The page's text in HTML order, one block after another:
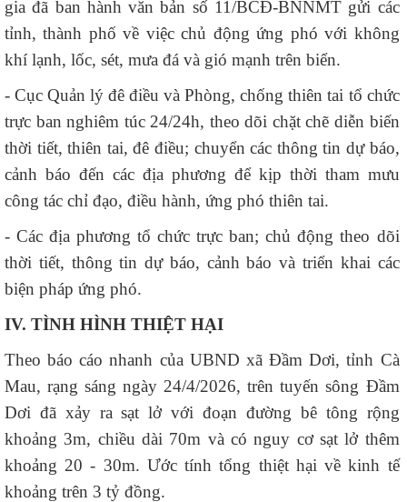
gia đã ban hành văn bản số 11/BCĐ-BNNMT gửi các
tỉnh, thành phố về việc chủ động ứng phó với không
khí lạnh, lốc, sét, mưa đá và gió mạnh trên biển.
- Cục Quản lý đê điều và Phòng, chống thiên tai tổ chức
trực ban nghiêm túc 24/24h, theo dõi chặt chẽ diễn biến
thời tiết, thiên tai, đê điều; chuyển các thông tin dự báo,
cảnh báo đến các địa phương để kịp thời tham mưu
công tác chỉ đạo, điều hành, ứng phó thiên tai.
- Các địa phương tổ chức trực ban; chủ động theo dõi
thời tiết, thông tin dự báo, cảnh báo và triển khai các
biện pháp ứng phó.
IV. TÌNH HÌNH THIỆT HẠI
Theo báo cáo nhanh của UBND xã Đầm Dơi, tỉnh Cà
Mau, rạng sáng ngày 24/4/2026, trên tuyến sông Đầm
Dơi đã xảy ra sạt lở với đoạn đường bê tông rộng
khoảng 3m, chiều dài 70m và có nguy cơ sạt lở thêm
khoảng 20 - 30m. Ước tính tổng thiệt hại về kinh tế
khoảng trên 3 tỷ đồng.